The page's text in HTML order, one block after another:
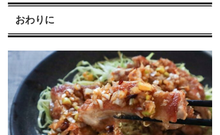
おわりに